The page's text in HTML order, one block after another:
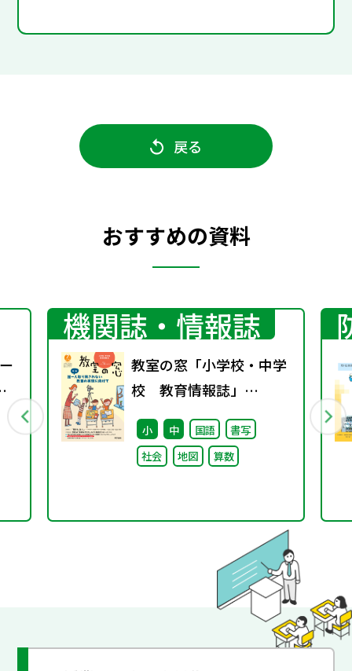
戻る
おすすめの資料
機関誌・情報誌
教室の窓「小学校・中学
校 教育情報誌」
vol.74 2025年1月発行
小 中 国語
書写
社会
地図 算数